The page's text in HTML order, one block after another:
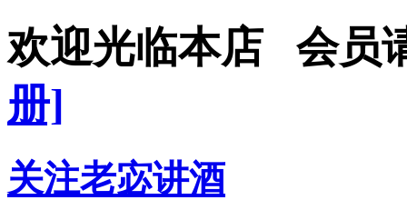
欢迎光临本店 会
册]
关注老宓讲酒